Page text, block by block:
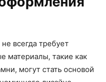
всегда требует
материалы, такие как
могут стать основой